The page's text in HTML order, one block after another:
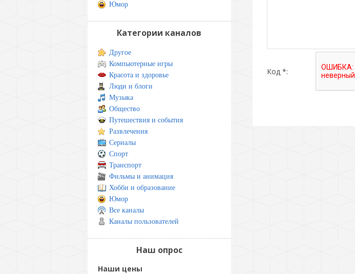
Код *:
Юмор
Категории каналов
Другое
Компьютерные игры
Красота и здоровье
Люди и блоги
Музыка
Общество
Путешествия и события
Развлечения
Сериалы
Спорт
Транспорт
Фильмы и анимация
Хобби и образование
Юмор
Все каналы
Каналы пользователей
Наш опрос
Наши цены